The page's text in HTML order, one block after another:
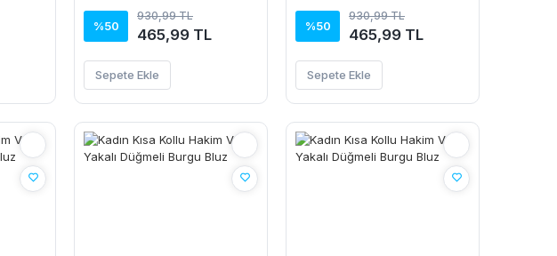
%50
930,99 TL
465,99 TL
Sepete Ekle
%50
930,99 TL
465,99 TL
Sepete Ekle